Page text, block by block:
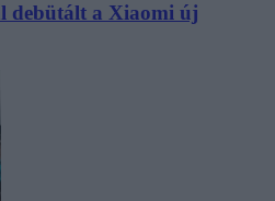
debütált a Xiaomi új